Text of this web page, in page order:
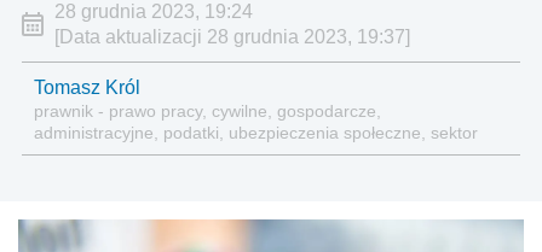
28 grudnia 2023, 19:24
[Data aktualizacji 28 grudnia 2023, 19:37]
Tomasz Król
prawnik - prawo pracy, cywilne, gospodarcze,
administracyjne, podatki, ubezpieczenia społeczne, sektor
publiczny